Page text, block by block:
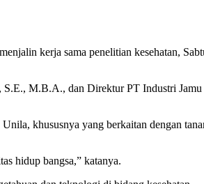
kerja sama penelitian kesehatan,
M.B.A., dan Direktur PT Industri
khususnya yang berkaitan dengan
hidup bangsa,” katanya.